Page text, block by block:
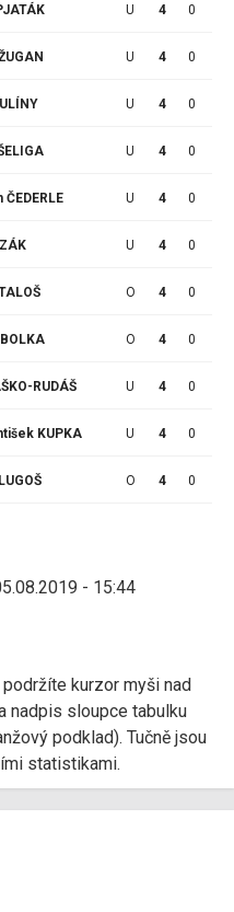
U 4 0
U 4 0
U 4 0
U 4 0
U 4 0
U 4 0
O 4 0
O 4 0
RUDÁŠ U 4 0
KUPKA U 4 0
O 4 0
- 15:44
kurzor myši nad
nadpis sloupce tabulku
podklad). Tučně jsou
statistikami.